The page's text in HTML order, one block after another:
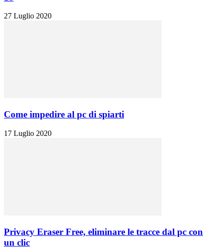
27 Luglio 2020
Come impedire al pc di spiarti
17 Luglio 2020
Privacy Eraser Free, eliminare le tracce dal pc con
un clic